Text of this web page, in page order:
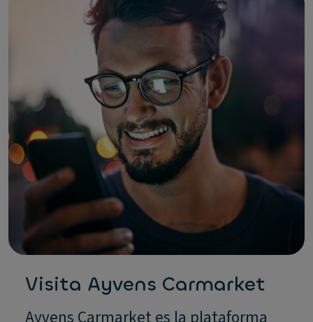
Visita Ayvens Carmarket